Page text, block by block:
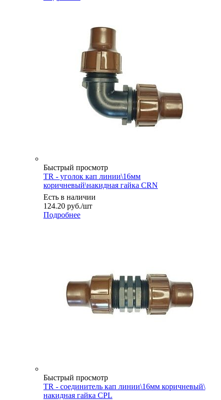
Быстрый просмотр
TR - уголок кап линии\16мм
коричневый\накидная гайка CRN
Есть в наличии
124.20 руб./шт
Подробнее
Быстрый просмотр
TR - соединитель кап линии\16мм коричневый\
накидная гайка CPL